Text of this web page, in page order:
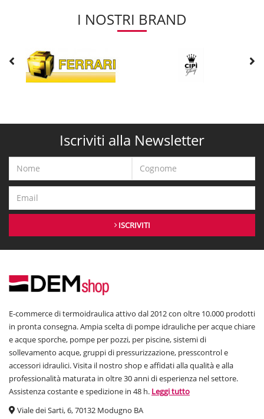
I NOSTRI BRAND
Iscriviti alla Newsletter
ISCRIVITI
E-commerce di termoidraulica attivo dal 2012 con oltre 10.000 prodotti
in pronta consegna. Ampia scelta di pompe idrauliche per acque chiare
e acque sporche, pompe per pozzi, per piscine, sistemi di
sollevamento acque, gruppi di pressurizzazione, presscontrol e
accessori idraulici. Visita il nostro shop e affidati alla qualità e alla
professionalità maturata in oltre 30 anni di esperienza nel settore.
Assistenza costante e spedizione in 48 h. Leggi tutto
Viale dei Sarti, 6, 70132 Modugno BA